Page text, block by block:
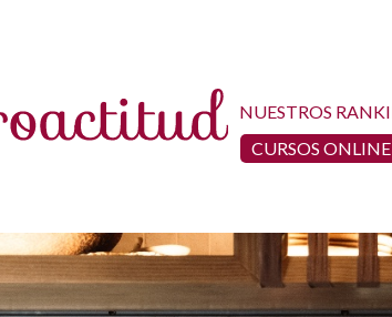
NUESTROS
CURSOS ONLINE